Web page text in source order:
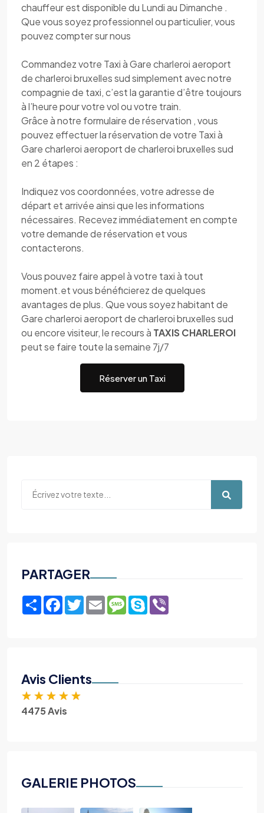
chauffeur est disponible du Lundi au Dimanche .
Que vous soyez professionnel ou particulier, vous
pouvez compter sur nous
Commandez votre Taxi à Gare charleroi aeroport
de charleroi bruxelles sud simplement avec notre
compagnie de taxi, c’est la garantie d’être toujours
à l’heure pour votre vol ou votre train.
Grâce à notre formulaire de réservation , vous
pouvez effectuer la réservation de votre Taxi à
Gare charleroi aeroport de charleroi bruxelles sud
en 2 étapes :
Indiquez vos coordonnées, votre adresse de
départ et arrivée ainsi que les informations
nécessaires. Recevez immédiatement en compte
votre demande de réservation et vous
contacterons.
Vous pouvez faire appel à votre taxi à tout
moment.et vous bénéficierez de quelques
avantages de plus. Que vous soyez habitant de
Gare charleroi aeroport de charleroi bruxelles sud
ou encore visiteur, le recours à TAXIS CHARLEROI
peut se faire toute la semaine 7j/7
Réserver un Taxi
PARTAGER
ShareFacebook
TwitterEmailMessage
Skype
Avis Clients
★ ★ ★ ★ ★
4475 Avis
GALERIE PHOTOS